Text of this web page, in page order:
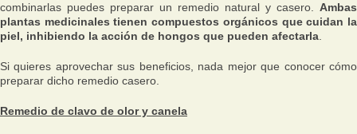
combinarlas puedes preparar un remedio natural y casero. Ambas
plantas medicinales tienen compuestos orgánicos que cuidan la
piel, inhibiendo la acción de hongos que pueden afectarla
Si quieres aprovechar sus beneficios, nada mejor que conocer cómo
preparar dicho remedio casero.
Remedio de clavo de olor y canela